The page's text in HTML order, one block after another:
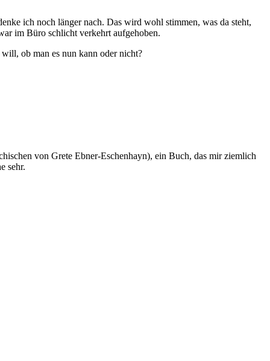
ich noch länger nach. Das wird wohl stimmen, was da steht,
im Büro schlicht verkehrt aufgehoben.
ob man es nun kann oder nicht?
von Grete Ebner-Eschenhayn), ein Buch, das mir ziemlich
sehr.